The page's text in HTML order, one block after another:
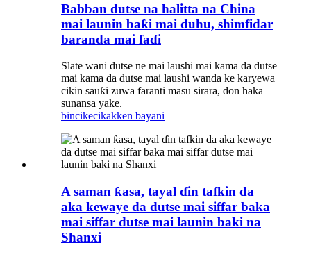
Babban dutse na halitta na China
mai launin baƙi mai duhu, shimfidar
baranda mai faɗi
Slate wani dutse ne mai laushi mai kama da dutse
mai kama da dutse mai laushi wanda ke karyewa
cikin sauƙi zuwa faranti masu sirara, don haka
sunansa yake.
bincikecikakken bayani
A saman ƙasa, tayal ɗin tafkin da
aka kewaye da dutse mai siffar baka
mai siffar dutse mai launin baki na
Shanxi